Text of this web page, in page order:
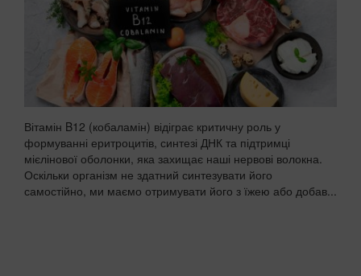
Вітамін B12 (кобаламін) відіграє критичну роль у
формуванні еритроцитів, синтезі ДНК та підтримці
мієлінової оболонки, яка захищає наші нервові волокна.
Оскільки організм не здатний синтезувати його
самостійно, ми маємо отримувати його з їжею або добав...